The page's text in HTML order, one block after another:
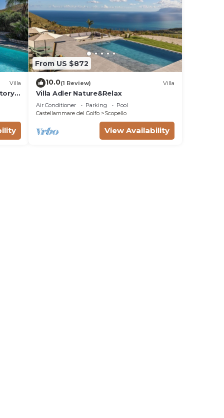
Villa
a
FI.
From US $872
10.0(1 Review) Villa
Villa Adler Nature&Relax
Air Conditioner Parking
Pool
Castellammare del Golfo
Scopello
View Availability